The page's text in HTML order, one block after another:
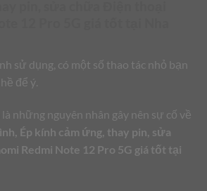
sử dụng, có một số thao tác nhỏ bạn
để ý.
những nguyên nhân gây nên sự cố về
Ép kính cảm ứng, thay pin, sửa
Redmi Note 12 Pro 5G giá tốt tại